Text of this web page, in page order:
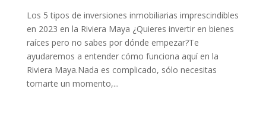
Los 5 tipos de inversiones inmobiliarias imprescindibles
en 2023 en la Riviera Maya ¿Quieres invertir en bienes
raíces pero no sabes por dónde empezar?Te
ayudaremos a entender cómo funciona aquí en la
Riviera Maya.Nada es complicado, sólo necesitas
tomarte un momento,...